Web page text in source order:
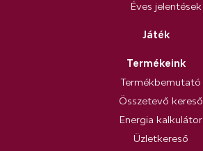
Éves jelentések
Játék
Termékeink
Termékbemutató
Összetevő kereső
Energia kalkulátor
Üzletkereső